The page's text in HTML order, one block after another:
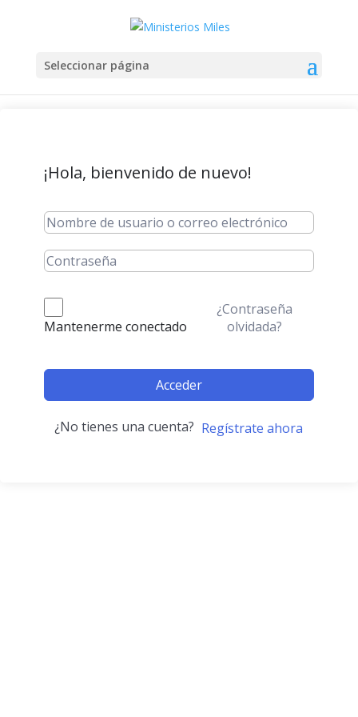
Seleccionar página
¡Hola, bienvenido de nuevo!
Mantenerme conectado
¿Contraseña
olvidada?
Acceder
¿No tienes una cuenta? Regístrate ahora